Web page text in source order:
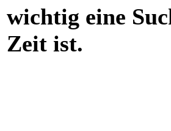
wichtig eine
Zeit ist.